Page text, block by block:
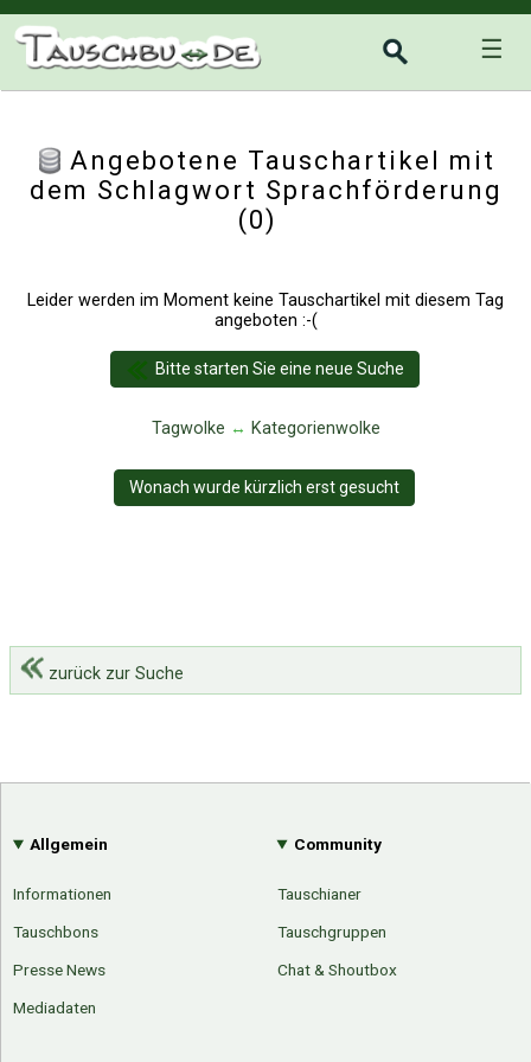
☰
Angebotene Tauschartikel mit
dem Schlagwort Sprachförderung
(0)
Leider werden im Moment keine Tauschartikel mit diesem Tag
angeboten :-(
Bitte starten Sie eine neue Suche
Tagwolke ↔ Kategorienwolke
Wonach wurde kürzlich erst gesucht
zurück zur Suche
Allgemein
Informationen
Tauschbons
Presse News
Mediadaten
Community
Tauschianer
Tauschgruppen
Chat & Shoutbox